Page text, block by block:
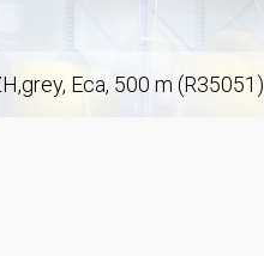
Eca, 500 m (R35051)